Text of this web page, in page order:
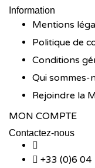
Information
Mentions
Politique de
Conditions
Qui sommes-
Rejoindre la
MON COMPTE
Contactez-nous
+33 (0)6 04